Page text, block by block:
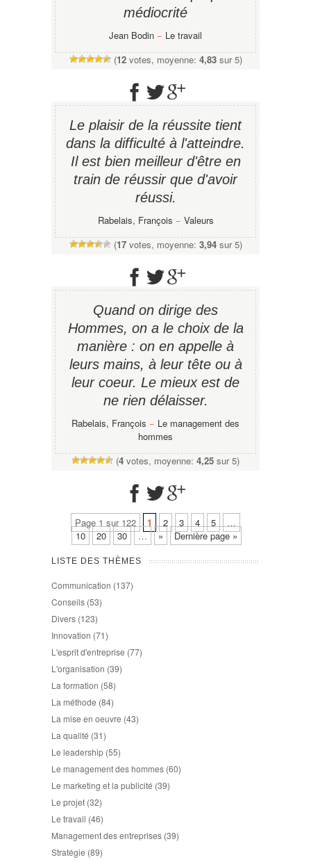
médiocrité
Jean Bodin − Le travail
(12votes, moyenne: 4,83sur 5)
Le plaisir de la réussite tient
dans la difficulté à l'atteindre.
Il est bien meilleur d'être en
train de réussir que d'avoir
réussi.
Rabelais, François − Valeurs
(17votes, moyenne: 3,94sur 5)
Quand on dirige des
Hommes, on a le choix de la
manière : on en appelle à
leurs mains, à leur tête ou à
leur coeur. Le mieux est de
ne rien délaisser.
Rabelais, François − Le management des
hommes
(4 votes, moyenne: 4,25 sur 5)
Page 1 sur 122 1 2 3 4 5
…
10
20 30 … » Dernière page »
LISTE DES THÈMES
Communication (137)
Conseils (53)
Divers (123)
Innovation (71)
L'esprit d'entreprise (77)
L'organisation (39)
La formation (58)
La méthode (84)
La mise en oeuvre (43)
La qualité (31)
Le leadership (55)
Le management des hommes (60)
Le marketing et la publicité (39)
Le projet (32)
Le travail (46)
Management des entreprises (39)
Stratégie (89)